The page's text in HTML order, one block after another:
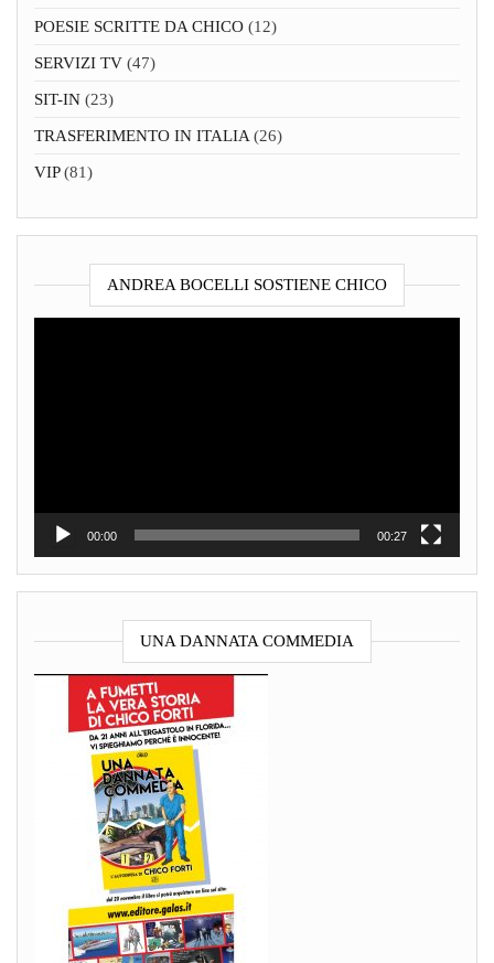
POESIE SCRITTE DA CHICO (12)
SERVIZI TV (47)
SIT-IN (23)
TRASFERIMENTO IN ITALIA(26)
VIP(81)
ANDREA BOCELLI SOSTIENE CHICO
00:00 00:27
UNA DANNATA COMMEDIA